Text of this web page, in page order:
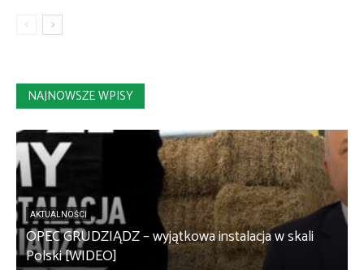
NAJNOWSZE WPISY
AKTUALNOŚCI
OPEC GRUDZIĄDZ – wyjątkowa instalacja w skali
Polski [WIDEO]